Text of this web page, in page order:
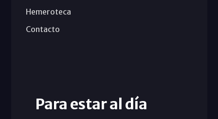
Hemeroteca
Contacto
Para estar al día